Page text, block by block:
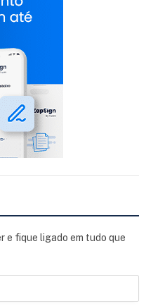
e fique ligado em tudo que